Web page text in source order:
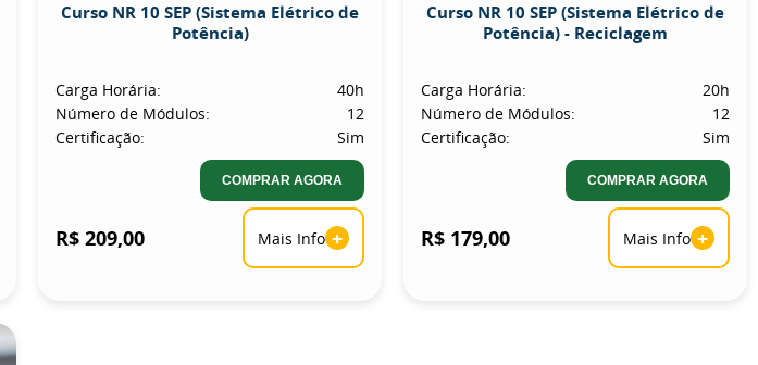
Curso NR 10 SEP (Sistema Elétrico de
Potência)
Carga Horária:
40h
Número de Módulos:
12
Certificação:
Sim
COMPRAR AGORA
R$ 209,00 Mais Info +
Curso NR 10 SEP (Sistema Elétrico de
Potência) - Reciclagem
Carga Horária:
20h
Número de Módulos:
12
Certificação:
Sim
COMPRAR AGORA
R$ 179,00 Mais Info +